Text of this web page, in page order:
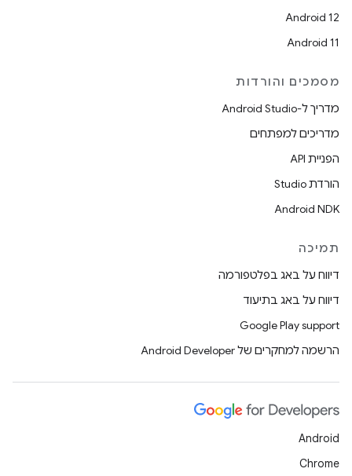
Android 12
Android 11
מסמכים והורדות
מדריך ל-Android Studio
מדריכים למפתחים
הפניית API
הורדת Studio
Android NDK
תמיכה
דיווח על באג בפלטפורמה
דיווח על באג בתיעוד
Google Play support
הרשמה למחקרים של Android Developer
Android
Chrome